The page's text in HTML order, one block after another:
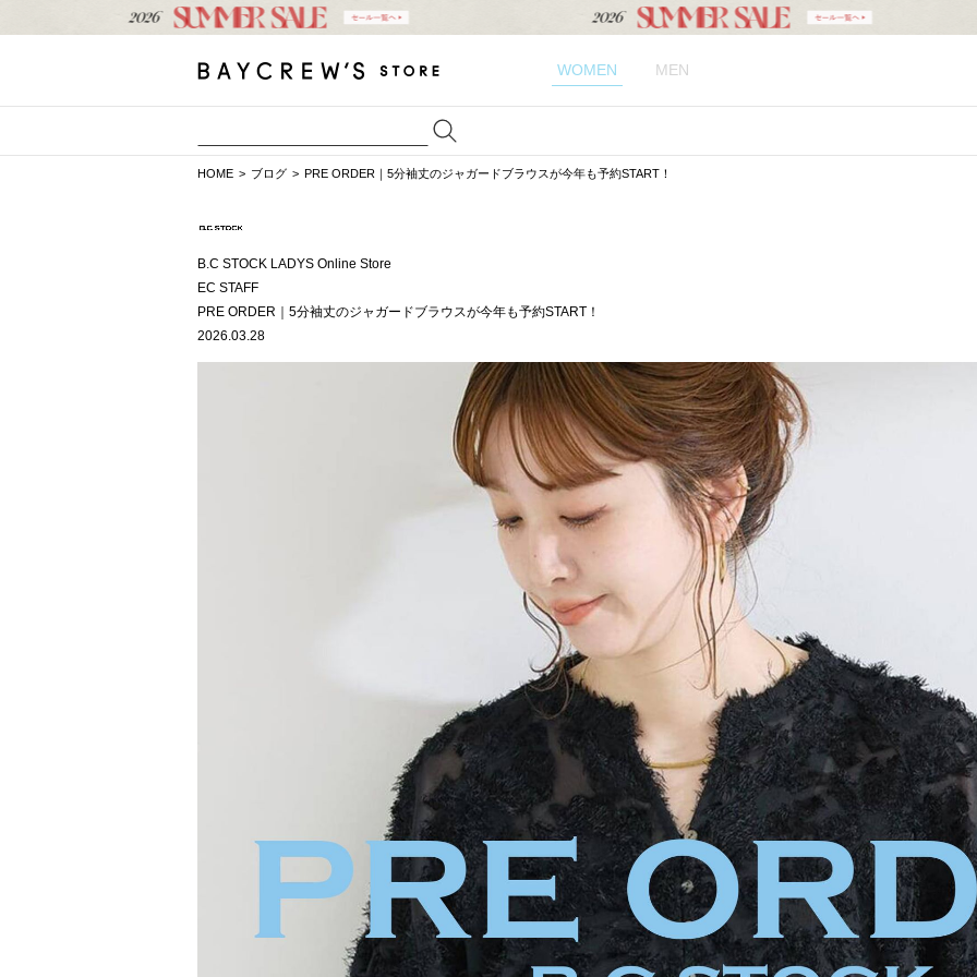
WOMEN MEN
HOME ブログ PRE ORDER｜5分袖丈のジャガードブラウスが今年も予約START！
B.C STOCK LADYS Online Store
EC STAFF
PRE ORDER｜5分袖丈のジャガードブラウスが今年も予約START！
2026.03.28